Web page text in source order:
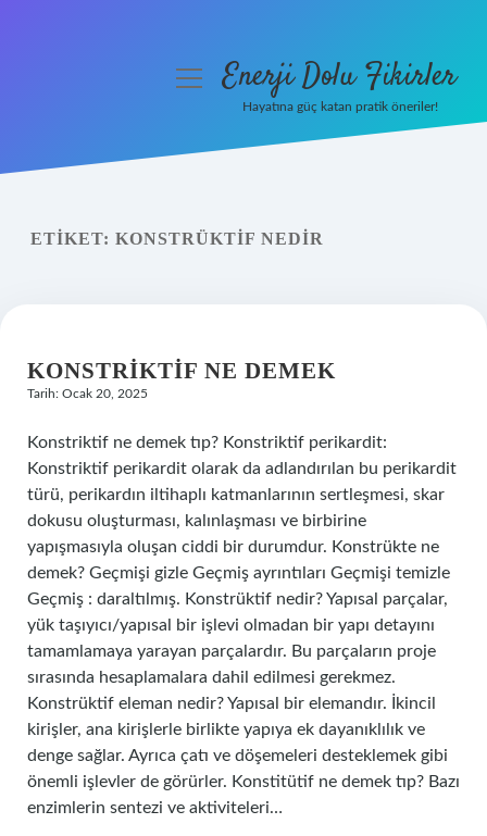
Yasal Uyarı
menüyüEnerji Dolu Fikirler
Hayatına güç katan pratik öneriler!
ETIKET: KONSTRÜKTIF NEDIR
KONSTRIKTIF NE DEMEK
Tarih: Ocak 20, 2025
Konstriktif ne demek tıp? Konstriktif perikardit:
Konstriktif perikardit olarak da adlandırılan bu perikardit
türü, perikardın iltihaplı katmanlarının sertleşmesi, skar
dokusu oluşturması, kalınlaşması ve birbirine
yapışmasıyla oluşan ciddi bir durumdur. Konstrükte ne
demek? Geçmişi gizle Geçmiş ayrıntıları Geçmişi temizle
Geçmiş : daraltılmış. Konstrüktif nedir? Yapısal parçalar,
yük taşıyıcı/yapısal bir işlevi olmadan bir yapı detayını
tamamlamaya yarayan parçalardır. Bu parçaların proje
sırasında hesaplamalara dahil edilmesi gerekmez.
Konstrüktif eleman nedir? Yapısal bir elemandır. İkincil
kirişler, ana kirişlerle birlikte yapıya ek dayanıklılık ve
denge sağlar. Ayrıca çatı ve döşemeleri desteklemek gibi
önemli işlevler de görürler. Konstitütif ne demek tıp? Bazı
enzimlerin sentezi ve aktiviteleri…